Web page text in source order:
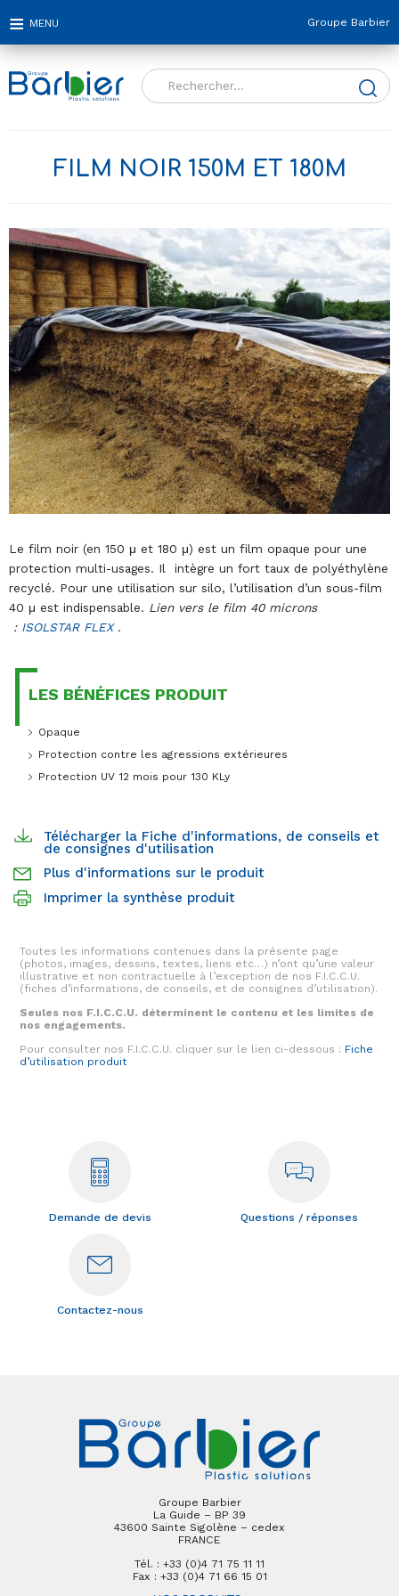
Groupe Barbier
Rechercher :
FILM NOIR 150Μ ET 180Μ
Le film noir (en 150 μ et 180 μ) est un film opaque pour une
protection multi-usages. Il intègre un fort taux de polyéthylène
recyclé. Pour une utilisation sur silo, l’utilisation d’un sous-film
40 μ est indispensable. Lien vers le film 40 microns
: ISOLSTAR FLEX .
LES BÉNÉFICES PRODUIT
Opaque
Protection contre les agressions extérieures
Protection UV 12 mois pour 130 KLy
Télécharger la Fiche d'informations, de conseils et
de consignes d'utilisation
Plus d'informations sur le produit
Imprimer la synthèse produit
Toutes les informations contenues dans la présente page
(photos, images, dessins, textes, liens etc…) n’ont qu’une valeur
illustrative et non contractuelle à l’exception de nos F.I.C.C.U.
(fiches d’informations, de conseils, et de consignes d’utilisation).
Seules nos F.I.C.C.U. déterminent le contenu et les limites de
nos engagements.
Pour consulter nos F.I.C.C.U. cliquer sur le lien ci-dessous : Fiche
d’utilisation produit
Demande de devis Questions / réponses
Contactez-nous
Groupe Barbier
La Guide – BP 39
43600 Sainte Sigolène – cedex
FRANCE
Tél. : +33 (0)4 71 75 11 11
Fax : +33 (0)4 71 66 15 01